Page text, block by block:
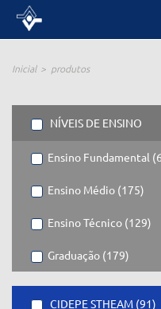
Inicial produtos
NÍVEIS DE ENSINO
Ensino Fundamental
Ensino Médio (175)
Ensino Técnico (129)
Graduação (179)
CIDEPE STHEAM (91)